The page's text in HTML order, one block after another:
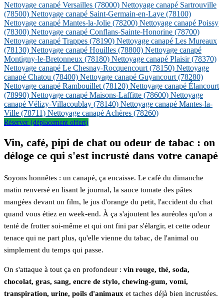
Nettoyage canapé Versailles (78000) Nettoyage canapé Sartrouville
(78500) Nettoyage canapé Saint-Germain-en-Laye (78100)
Nettoyage canapé Mantes-la-Jolie (78200) Nettoyage canapé Poissy
(78300) Nettoyage canapé Conflans-Sainte-Honorine (78700)
Nettoyage canapé Trappes (78190) Nettoyage canapé Les Mureaux
(78130) Nettoyage canapé Houilles (78800) Nettoyage canapé
Montigny-le-Bretonneux (78180) Nettoyage canapé Plaisir(78370)
Nettoyage canapé Le Chesnay-Rocquencourt(78150) Nettoyage
canapé Chatou (78400) Nettoyage canapé Guyancourt(78280)
Nettoyage canapé Rambouillet(78120) Nettoyage canapé Élancourt
(78990) Nettoyage canapé Maisons-Laffitte (78600) Nettoyage
canapé Vélizy-Villacoublay (78140) Nettoyage canapé Mantes-la-
Ville (78711) Nettoyage canapé Achères (78260)
Réserver (déplacement offert)
Vin, café, pipi de chat ou odeur de tabac : on
déloge ce qui s'est incrusté dans votre canapé
Soyons honnêtes : un canapé, ça encaisse. Le café du dimanche
matin renversé en lisant le journal, la sauce tomate des pâtes
mangées devant un film, le jus d'orange du petit, l'accident du chat
quand vous étiez en week-end. À ça s'ajoutent les auréoles qu'on a
tenté de frotter soi-même et qui ont fini par s'élargir, et cette odeur
tenace qui ne part plus, qu'elle vienne du tabac, de l'animal ou
simplement du temps qui passe.
On s'attaque à tout ça en profondeur : vin rouge, thé, soda,
chocolat, gras, sang, encre de stylo, chewing-gum, vomi,
transpiration, urine, poils d'animaux et taches déjà bien incrustées.